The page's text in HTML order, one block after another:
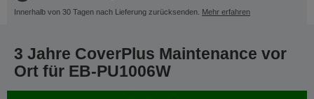
Innerhalb von 30 Tagen nach Lieferung zurücksenden. Mehr erfahren
3 Jahre CoverPlus Maintenance vor
Ort für EB-PU1006W